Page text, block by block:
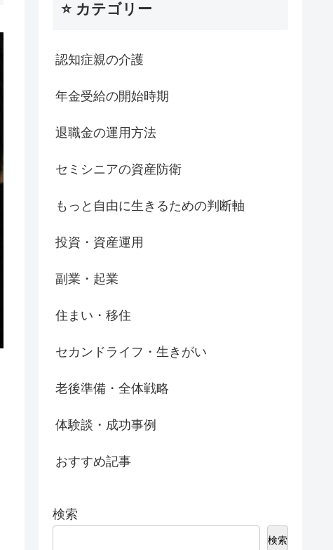
⭐️ カテゴリー
認知症親の介護
年金受給の開始時期
退職金の運用方法
セミシニアの資産防衛
もっと自由に生きるための判断軸
投資・資産運用
副業・起業
住まい・移住
セカンドライフ・生きがい
老後準備・全体戦略
体験談・成功事例
おすすめ記事
検索
検索